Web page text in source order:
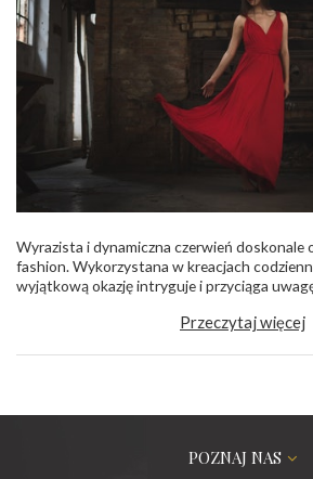
Wyrazista i dynamiczna czerwień doskonale
fashion. Wykorzystana w kreacjach
wyjątkową okazję intryguje i przyciąga
Przeczytaj więcej
POZNAJ NAS